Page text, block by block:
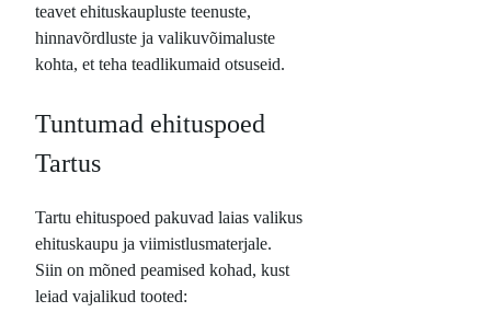
teavet ehituskaupluste teenuste,
hinnavõrdluste ja valikuvõimaluste
kohta, et teha teadlikumaid otsuseid.
Tuntumad ehituspoed
Tartus
Tartu ehituspoed pakuvad laias valikus
ehituskaupu ja viimistlusmaterjale.
Siin on mõned peamised kohad, kust
leiad vajalikud tooted: